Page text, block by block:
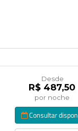
Desde
R$ 487,50
por noche
Consultar